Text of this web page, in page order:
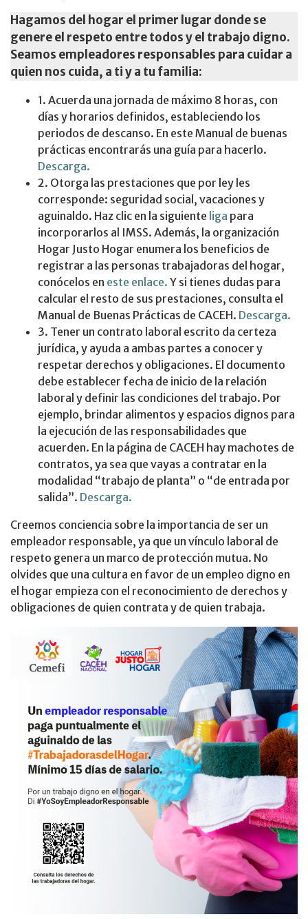
Hagamos del hogar el primer lugar donde se
genere el respeto entre todos y el trabajo digno.
Seamos empleadores responsables para cuidar a
quien nos cuida, a ti y a tu familia:
1. Acuerda una jornada de máximo 8 horas, con
días y horarios definidos, estableciendo los
periodos de descanso. En este Manual de buenas
prácticas encontrarás una guía para hacerlo.
Descarga.
2. Otorga las prestaciones que por ley les
corresponde: seguridad social, vacaciones y
aguinaldo. Haz clic en la siguiente liga para
incorporarlos al IMSS. Además, la organización
Hogar Justo Hogar enumera los beneficios de
registrar a las personas trabajadoras del hogar,
conócelos en este enlace. Y si tienes dudas para
calcular el resto de sus prestaciones, consulta el
Manual de Buenas Prácticas de CACEH. Descarga.
3. Tener un contrato laboral escrito da certeza
jurídica, y ayuda a ambas partes a conocer y
respetar derechos y obligaciones. El documento
debe establecer fecha de inicio de la relación
laboral y definir las condiciones del trabajo. Por
ejemplo, brindar alimentos y espacios dignos para
la ejecución de las responsabilidades que
acuerden. En la página de CACEH hay machotes de
contratos, ya sea que vayas a contratar en la
modalidad “trabajo de planta” o “de entrada por
salida”. Descarga.
Creemos conciencia sobre la importancia de ser un
empleador responsable, ya que un vínculo laboral de
respeto genera un marco de protección mutua. No
olvides que una cultura en favor de un empleo digno en
el hogar empieza con el reconocimiento de derechos y
obligaciones de quien contrata y de quien trabaja.